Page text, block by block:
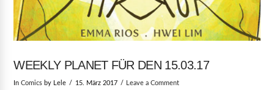
WEEKLY PLANET FÜR DEN 15.03.17
InComics by Lele 15. März 2017 Leave a Comment